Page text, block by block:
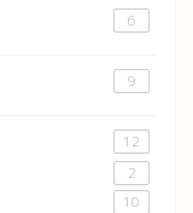
6
9
12
2
10